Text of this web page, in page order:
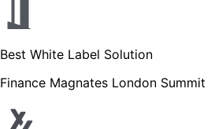
Best White Label Solution
Finance Magnates London Summit